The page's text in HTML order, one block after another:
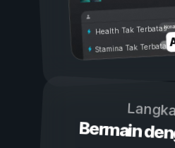
Health Tak Terbatas
Stamina Tak Terbatas
Bermain